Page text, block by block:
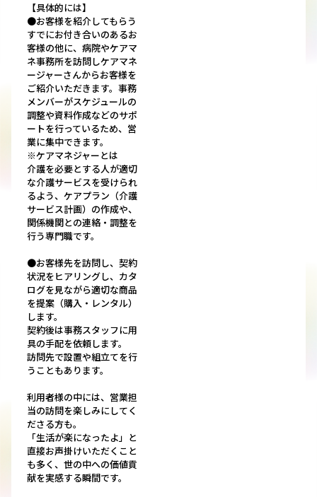
【具体的には】
●お客様を紹介してもらう
すでにお付き合いのあるお
客様の他に、病院やケアマ
ネ事務所を訪問しケアマネ
ージャーさんからお客様を
ご紹介いただきます。事務
メンバーがスケジュールの
調整や資料作成などのサポ
ートを行っているため、営
業に集中できます。
※ケアマネジャーとは
介護を必要とする人が適切
な介護サービスを受けられ
るよう、ケアプラン（介護
サービス計画）の作成や、
関係機関との連絡・調整を
行う専門職です。
●お客様先を訪問し、契約
状況をヒアリングし、カタ
ログを見ながら適切な商品
を提案（購入・レンタル）
します。
契約後は事務スタッフに用
具の手配を依頼します。
訪問先で設置や組立てを行
うこともあります。
利用者様の中には、営業担
当の訪問を楽しみにしてく
ださる方も。
「生活が楽になったよ」と
直接お声掛けいただくこと
も多く、世の中への価値貢
献を実感する瞬間です。